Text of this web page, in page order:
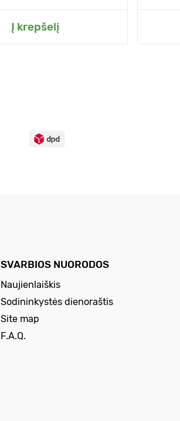
Į krepšelį
SVARBIOS NUORODOS
Naujienlaiškis
Sodininkystės dienoraštis
Site map
F.A.Q.